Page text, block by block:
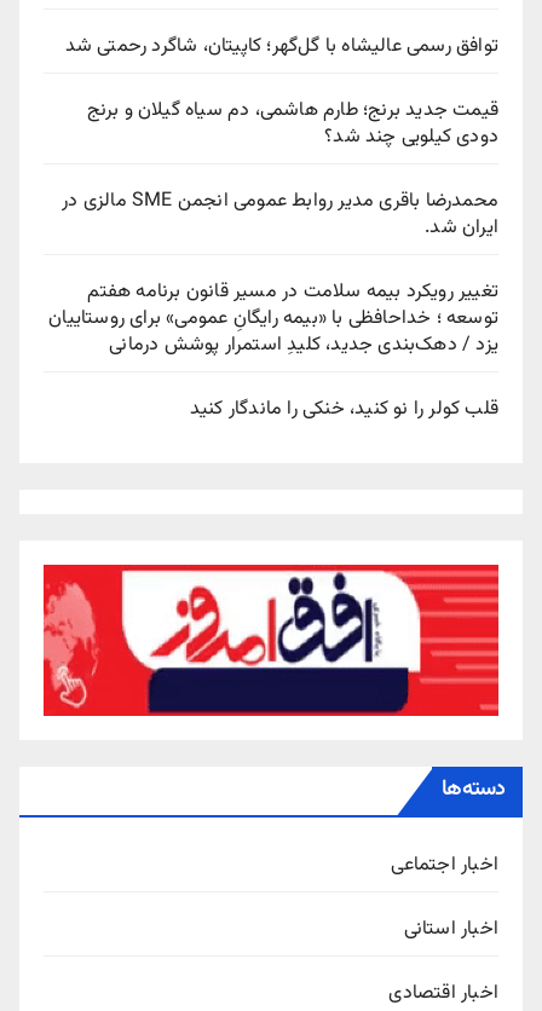
توافق رسمی عالیشاه با گل‌گهر؛ کاپیتان، شاگرد رحمتی شد
قیمت جدید برنج؛ طارم هاشمی، دم سیاه گیلان و برنج
دودی کیلویی چند شد؟
محمدرضا باقری مدیر روابط عمومی انجمن SME مالزی در
ایران شد.
تغییر رویکرد بیمه سلامت در مسیر قانون برنامه هفتم
توسعه ؛ خداحافظی با «بیمه رایگانِ عمومی» برای روستاییان
یزد / دهک‌بندی جدید، کلیدِ استمرار پوشش درمانی
قلب کولر را نو کنید، خنکی را ماندگار کنید
دسته‌ها
اخبار اجتماعی
اخبار استانی
اخبار اقتصادی